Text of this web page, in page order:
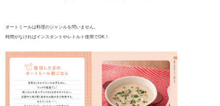
オートミールは料理のジャンルを問いません。
時間がなければインスタントやレトルト使用でOK！